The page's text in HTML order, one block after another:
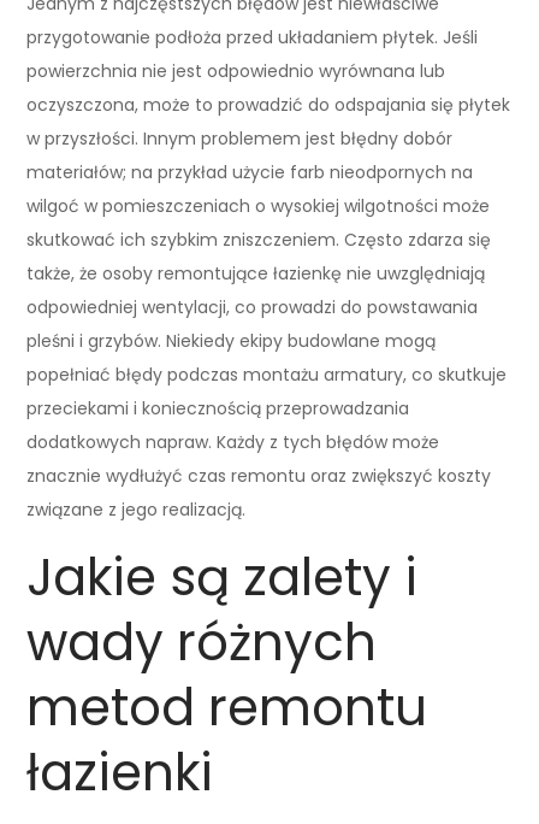
przygotowanie podłoża przed układaniem płytek. Jeśli
powierzchnia nie jest odpowiednio wyrównana lub
oczyszczona, może to prowadzić do odspajania się płytek
w przyszłości. Innym problemem jest błędny dobór
materiałów; na przykład użycie farb nieodpornych na
wilgoć w pomieszczeniach o wysokiej wilgotności może
skutkować ich szybkim zniszczeniem. Często zdarza się
także, że osoby remontujące łazienkę nie uwzględniają
odpowiedniej wentylacji, co prowadzi do powstawania
pleśni i grzybów. Niekiedy ekipy budowlane mogą
popełniać błędy podczas montażu armatury, co skutkuje
przeciekami i koniecznością przeprowadzania
dodatkowych napraw. Każdy z tych błędów może
znacznie wydłużyć czas remontu oraz zwiększyć koszty
związane z jego realizacją.
Jakie są zalety i
wady różnych
metod remontu
łazienki